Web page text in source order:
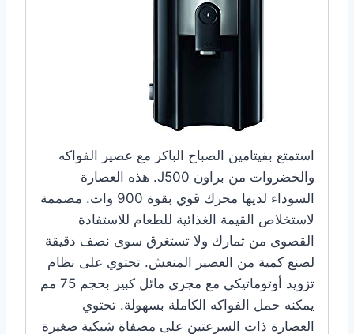
استمتع بفيتامين الصباح الباكر مع عصير الفواكه
والخضروات من براون J500. هذه العصارة
السوداء لديها محرك قوي بقوة 900 وات. مصممة
لاستخلاص القيمة الغذائية للطعام للاستفادة
القصوى من ثمارك ولا تستغرق سوى نصف دقيقة
لصنع كمية من العصير المنعش. تحتوي على نظام
تزويد أوتوماتيكي مع مجرى مائل كبير بحجم 75 مم
يمكنه حمل الفواكه الكاملة بسهولة. تحتوي
العصارة ذات السرعتين على مصفاة شبكية صغيرة